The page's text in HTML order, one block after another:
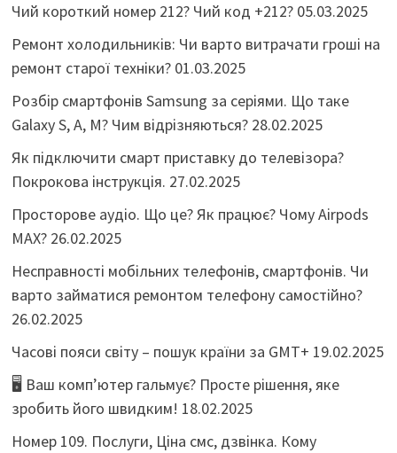
Чий короткий номер 212? Чий код +212? 05.03.2025
Ремонт холодильників: Чи варто витрачати гроші на
ремонт старої техніки? 01.03.2025
Розбір смартфонів Samsung за серіями. Що таке
Galaxy S, A, M? Чим відрізняються? 28.02.2025
Як підключити смарт приставку до телевізора?
Покрокова інструкція. 27.02.2025
Просторове аудіо. Що це? Як працює? Чому Airpods
MAX? 26.02.2025
Несправності мобільних телефонів, смартфонів. Чи
варто займатися ремонтом телефону самостійно?
26.02.2025
Часові пояси світу – пошук країни за GMT+ 19.02.2025
🖥️ Ваш комп’ютер гальмує? Просте рішення, яке
зробить його швидким! 18.02.2025
Номер 109. Послуги, Ціна смс, дзвінка. Кому